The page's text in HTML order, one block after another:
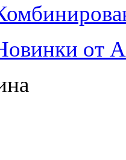
от